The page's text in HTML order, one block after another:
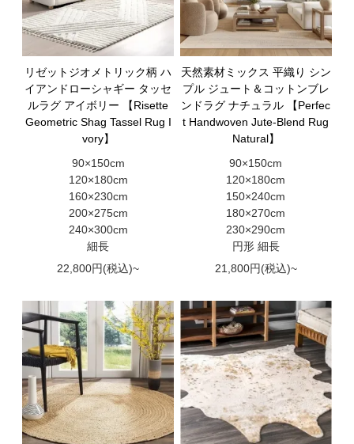
リゼットジオメトリック柄 ハ
イアンドローシャギー タッセ
ルラグ アイボリー 【Risette
Geometric Shag Tassel Rug I
vory】
90×150cm
120×180cm
160×230cm
200×275cm
240×300cm
細長
22,800円(税込)~
天然素材ミックス 平織り シン
プル ジュート＆コットンブレ
ンドラグ ナチュラル 【Perfec
t Handwoven Jute-Blend Rug
Natural】
90×150cm
120×180cm
150×240cm
180×270cm
230×290cm
円形 細長
21,800円(税込)~